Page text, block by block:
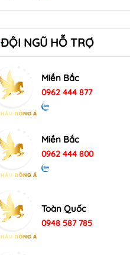
ĐỘI NGŨ HỖ TRỢ
Miền Bắc
0962 444 877
Miền Bắc
0962 444 800
Toàn Quốc
0948 587 785